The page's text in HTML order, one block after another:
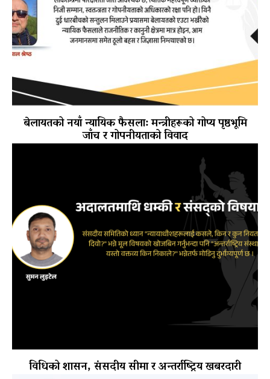
बेलायतको नयाँ न्यायिक फैसला: मन्त्रीहरूको गोप्य पृष्ठभूमि
जाँच र गोपनीयताको विवाद
विधिको शासन, संसदीय सीमा र अन्तर्राष्ट्रिय खबरदारी